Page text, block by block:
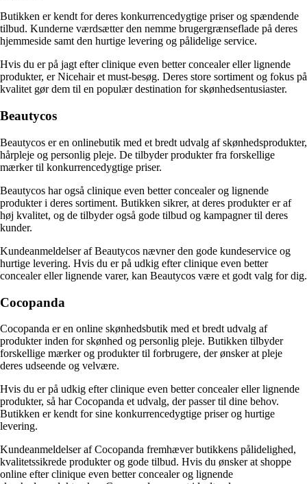
Butikken er kendt for deres konkurrencedygtige priser og spændende
tilbud. Kunderne værdsætter den nemme brugergrænseflade på deres
hjemmeside samt den hurtige levering og pålidelige service.
Hvis du er på jagt efter clinique even better concealer eller lignende
produkter, er Nicehair et must-besøg. Deres store sortiment og fokus på
kvalitet gør dem til en populær destination for skønhedsentusiaster.
Beautycos
Beautycos er en onlinebutik med et bredt udvalg af skønhedsprodukter,
hårpleje og personlig pleje. De tilbyder produkter fra forskellige
mærker til konkurrencedygtige priser.
Beautycos har også clinique even better concealer og lignende
produkter i deres sortiment. Butikken sikrer, at deres produkter er af
høj kvalitet, og de tilbyder også gode tilbud og kampagner til deres
kunder.
Kundeanmeldelser af Beautycos nævner den gode kundeservice og
hurtige levering. Hvis du er på udkig efter clinique even better
concealer eller lignende varer, kan Beautycos være et godt valg for dig.
Cocopanda
Cocopanda er en online skønhedsbutik med et bredt udvalg af
produkter inden for skønhed og personlig pleje. Butikken tilbyder
forskellige mærker og produkter til forbrugere, der ønsker at pleje
deres udseende og velvære.
Hvis du er på udkig efter clinique even better concealer eller lignende
produkter, så har Cocopanda et udvalg, der passer til dine behov.
Butikken er kendt for sine konkurrencedygtige priser og hurtige
levering.
Kundeanmeldelser af Cocopanda fremhæver butikkens pålidelighed,
kvalitetssikrede produkter og gode tilbud. Hvis du ønsker at shoppe
online efter clinique even better concealer og lignende